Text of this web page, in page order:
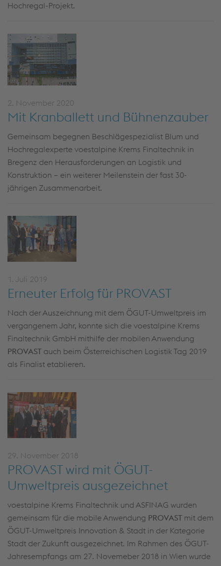
Hochregal-Projekt.
2. November 2020
Mit Kranballett und Bühnenzauber
Gemeinsam begegnen Beschlägespezialist Blum und
Hochregalexperte voestalpine Krems Finaltechnik in
Bregenz den Herausforderungen an Logistik und
Konstruktion – ein weiterer Meilenstein der fast 30-
jährigen Zusammenarbeit.
1. Juli 2019
Erneuter Erfolg für PROVAST
Nach der Auszeichnung mit dem ÖGUT-Umweltpreis im
vergangenem Jahr, konnte sich die voestalpine Krems
Finaltechnik GmbH mithilfe der mobilen Anwendung
PROVAST auch beim Österreichischen Logistik Tag 2019
als Finalist etablieren.
29. November 2018
PROVAST wird mit ÖGUT-
Umweltpreis ausgezeichnet
voestalpine Krems Finaltechnik und ASFINAG wurden
gemeinsam für die mobile Anwendung PROVAST mit dem
ÖGUT-Umweltpreis Innovation & Stadt in der Kategorie
Stadt der Zukunft ausgezeichnet. Im Rahmen des ÖGUT-
Jahresempfangs am 27. Novemeber 2018 in Wien wurde